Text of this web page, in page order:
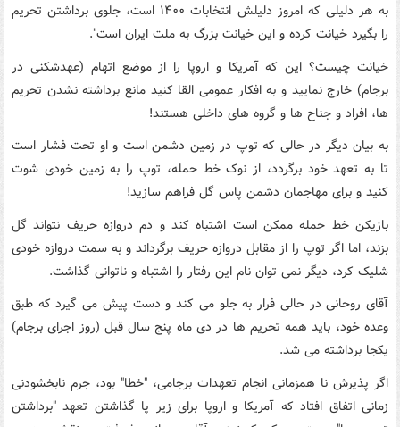
به هر دلیلی که امروز دلیلش انتخابات ١۴٠٠ است، جلوی برداشتن تحریم
را بگیرد خیانت کرده و این خیانت بزرگ به ملت ایران است".
خیانت چیست؟ این که آمریکا و اروپا را از موضع اتهام (عهدشکنی در
برجام) خارج نمایید و به افکار عمومی القا کنید مانع برداشته نشدن تحریم
ها، افراد و جناح ها و گروه های داخلی هستند!
به بیان دیگر در حالی که توپ در زمین دشمن است و او تحت فشار است
تا به تعهد خود برگردد، از نوک خط حمله، توپ را به زمین خودی شوت
کنید و برای مهاجمان دشمن پاس گل فراهم سازید!
بازیکن خط حمله ممکن است اشتباه کند و دم دروازه حریف نتواند گل
بزند، اما اگر توپ را از مقابل دروازه حریف برگرداند و به سمت دروازه خودی
شلیک کرد، دیگر نمی توان نام این رفتار را اشتباه و ناتوانی گذاشت.
آقای روحانی در حالی فرار به جلو می کند و دست پیش می گیرد که طبق
وعده خود، باید همه تحریم ها در دی ماه پنج سال قبل (روز اجرای برجام)
یکجا برداشته می شد.
اگر پذیرش نا همزمانی انجام تعهدات برجامی، "خطا" بود، جرم نابخشودنی
زمانی اتفاق افتاد که آمریکا و اروپا برای زیر پا گذاشتن تعهد "برداشتن